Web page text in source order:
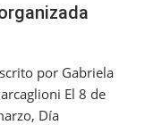
por Gabriela
El 8 de
Día